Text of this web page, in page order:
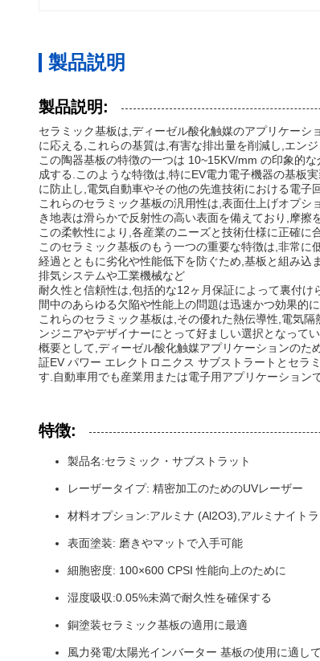
製品説明
製品説明:
セラミック基板は,ディーゼル酸化触媒のアプリケー
に応える,これらの基質は,有害な排出量を削減し,エン
この陶器基板の特徴の一つは 10~15KV/mm の印象的
成する.このような特徴は,特にEV電力電子機器の基板
に防止し,電気自動車やその他の先進技術における電子
これらのセラミック基板の汎用性は,表面仕上げオプ
き地表は滑らかで反射性の高い表面を備えており,摩
この柔軟性により,各産業のニーズと技術仕様に正確に
このセラミック基板のもう一つの重要な特徴は,非常
経過とともに劣化や性能低下を防ぐため,基板と組み
排気システムや工業機械など
耐久性と信頼性は,包括的な12ヶ月保証によって裏付
間中のあらゆる欠陥や性能上の問題は迅速かつ効果的
これらのセラミック基板は,その優れた熱伝導性,電気
ンジニアやデザイナーにとって好ましい選択となって
概要として,ディーゼル酸化触媒アプリケーションの
証EV パワー エレクトロニクス サブストラートとセラ
す.自動車用でも産業用または電子用アプリケーション
特徴:
製品名:セラミック・サブストラット
レーザータイプ: 精密加工のためのUVレーザー
材料オプション:アルミナ (Al2O3),アルミナイト
表面塗装: 磨きやマットで入手可能
細胞密度: 100×600 CPSI 性能向上のために
湿度吸収:0.05%未満で耐久性を確保する
銅塗装セラミック基板の適用に最適
風力発電/太陽光インバーター 基板の使用に適し